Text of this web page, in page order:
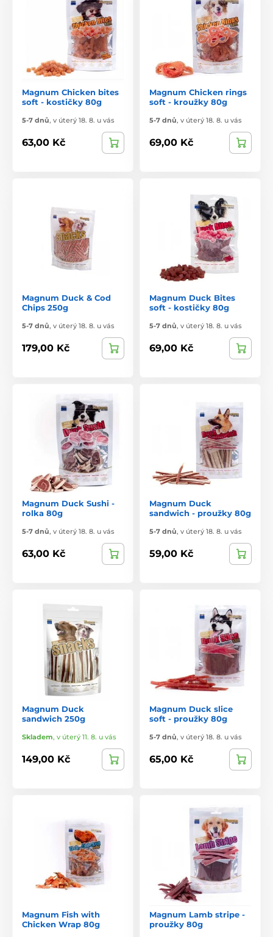
Magnum Chicken bites
soft - kostičky 80g
5-7 dnů, v úterý 18. 8. u vás
63,00 Kč
Magnum Chicken rings
soft - kroužky 80g
5-7 dnů, v úterý 18. 8. u vás
69,00 Kč
Magnum Duck & Cod
Chips 250g
5-7 dnů, v úterý 18. 8. u vás
179,00 Kč
Magnum Duck Bites
soft - kostičky 80g
5-7 dnů, v úterý 18. 8. u vás
69,00 Kč
Magnum Duck Sushi -
rolka 80g
5-7 dnů, v úterý 18. 8. u vás
63,00 Kč
Magnum Duck
sandwich - proužky 80g
5-7 dnů, v úterý 18. 8. u vás
59,00 Kč
Magnum Duck
sandwich 250g
Skladem, v úterý 11. 8. u vás
149,00 Kč
Magnum Duck slice
soft - proužky 80g
5-7 dnů, v úterý 18. 8. u vás
65,00 Kč
Magnum Fish with
Chicken Wrap 80g
Magnum Lamb stripe -
proužky 80g